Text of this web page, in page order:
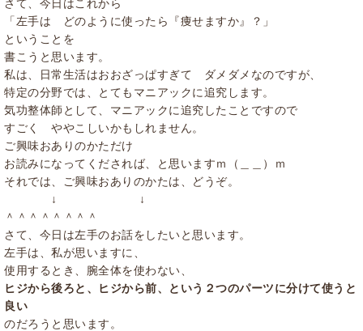
さて、今日はこれから
「左手は どのように使ったら『痩せますか』？」
ということを
書こうと思います。
私は、日常生活はおおざっぱすぎて ダメダメなのですが、
特定の分野では、とてもマニアックに追究します。
気功整体師として、マニアックに追究したことですので
すごく ややこしいかもしれません。
ご興味おありのかただけ
お読みになってくだされば、と思いますｍ（＿＿）ｍ
それでは、ご興味おありのかたは、どうぞ。
↓ ↓
＾＾＾＾＾＾＾＾
さて、今日は左手のお話をしたいと思います。
左手は、私が思いますに、
使用するとき、腕全体を使わない、
ヒジから後ろと、ヒジから前、という２つのパーツに分けて使うと
良い
のだろうと思います。